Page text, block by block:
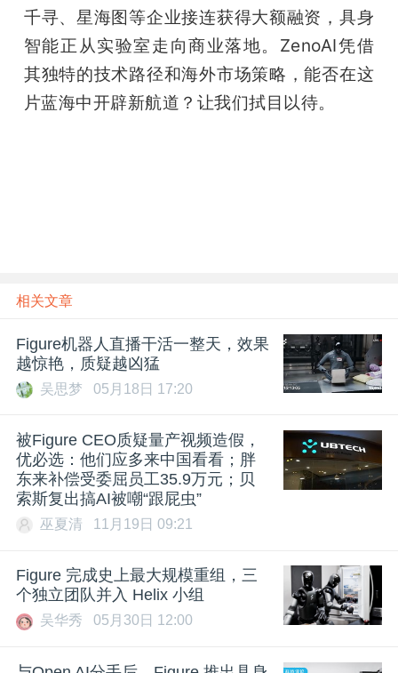
千寻、星海图等企业接连获得⼤额融资，具⾝
智能正从实验室⾛向商业落地。ZenoAI凭借
其独特的技术路径和海外市场策略，能否在这
⽚蓝海中开辟新航道？让我们拭⽬以待。
相关文章
Figure机器人直播干活一整天，效果
越惊艳，质疑越凶猛
吴思梦 05月18日 17:20
被Figure CEO质疑量产视频造假，
优必选：他们应多来中国看看；胖
东来补偿受委屈员工35.9万元；贝
索斯复出搞AI被嘲“跟屁虫”
巫夏清 11月19日 09:21
Figure 完成史上最大规模重组，三
个独立团队并入 Helix 小组
吴华秀 05月30日 12:00